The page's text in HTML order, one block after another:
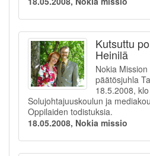
Kutsuttu
Heinilä
Nokia
päätösjuhla
18.5.2008,
Solujohtajuuskoulun ja
Oppilaiden todistuksia.
18.05.2008, Nokia missio